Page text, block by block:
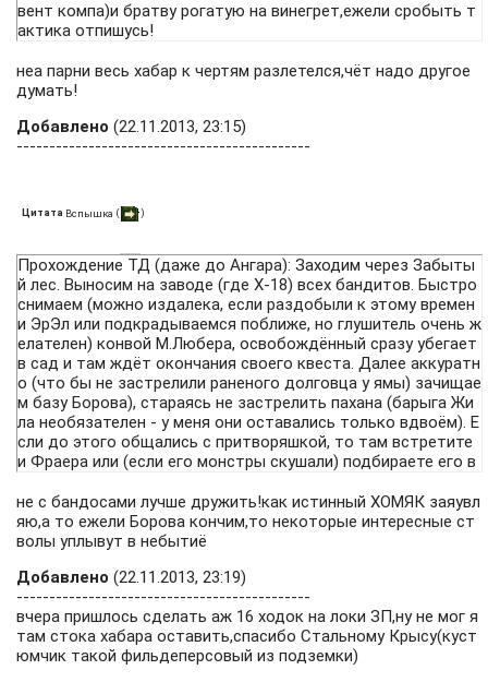
вент компа)и братву рогатую на винегрет,ежели сробыть т
актика отпишусь!
неа парни весь хабар к чертям разлетелся,чёт надо другое
думать!
Добавлено (22.11.2013, 23:15)
---------------------------------------------
Цитата Вспышка ( )
Прохождение ТД (даже до Ангара): Заходим через Забыты
й лес. Выносим на заводе (где Х-18) всех бандитов. Быстро
снимаем (можно издалека, если раздобыли к этому времен
и ЭрЭл или подкрадываемся поближе, но глушитель очень ж
елателен) конвой М.Любера, освобождённый сразу убегает
в сад и там ждёт окончания своего квеста. Далее аккуратн
о (что бы не застрелили раненого долговца у ямы) зачищае
м базу Борова), стараясь не застрелить пахана (барыга Жи
ла необязателен - у меня они оставались только вдвоём). Е
сли до этого общались с притворяшкой, то там встретите
и Фраера или (если его монстры скушали) подбираете его в
к Пуле, продаем лут Монголу на все его деньги и бежим к в
ыходу на Свалку - Пуля начинает свой душещипательный д
иалог с Монголом. Бысто подбегаете к Монголу и в диалоге
и как только срабатывает выполнение квеста - даёте апте
чку. Всё. Монгол уже друг, но встать подлечиться не успева
ет - Пуля его кончает. Это важно, т.к. при возвращении на б
азу Монгол убивает раненого у ямы долговца, да и лут, кот
орый вы ему продали (вы не забыли, что с некоторыми ран
не с бандосами лучше дружить!как истинный ХОМЯК заяувл
яю,а то ежели Борова кончим,то некоторые интересные ст
волы уплывут в небытиё
Добавлено (22.11.2013, 23:19)
---------------------------------------------
вчера пришлось сделать аж 16 ходок на локи ЗП,ну не мог я
там стока хабара оставить,спасибо Стальному Крысу(куст
юмчик такой фильдеперсовый из подземки)